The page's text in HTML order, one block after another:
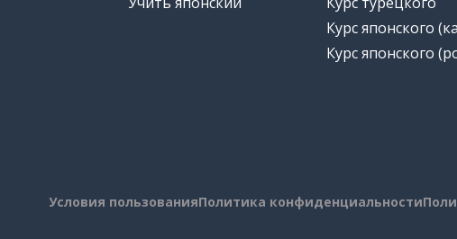
Курс японского
Курс японского
Условия пользованияПолитика конфиденциальности